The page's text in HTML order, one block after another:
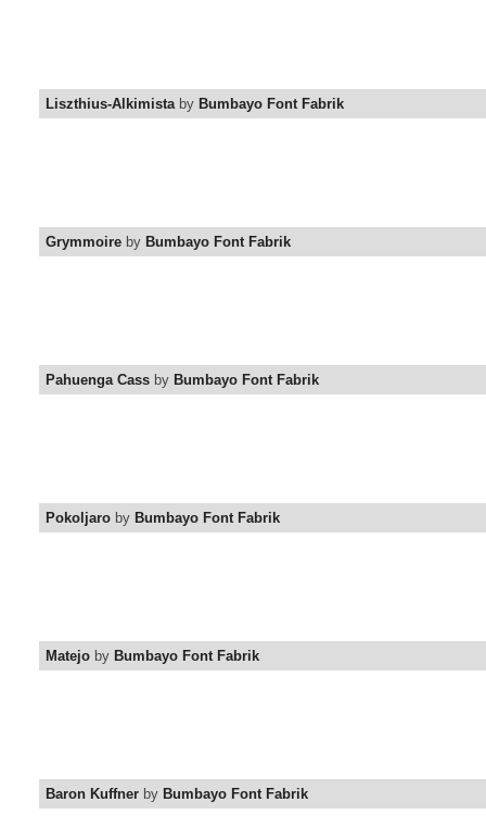
Liszthius-Alkimistaby Bumbayo Font Fabrik
Grymmoire by Bumbayo Font Fabrik
Pahuenga Cass by Bumbayo Font Fabrik
Pokoljaro by Bumbayo Font Fabrik
Matejo by Bumbayo Font Fabrik
Baron Kuffner by Bumbayo Font Fabrik